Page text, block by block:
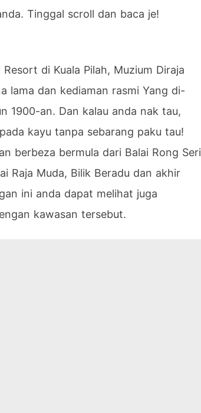
Tinggal scroll dan baca je!
di Kuala Pilah, Muzium Diraja
lama dan kediaman rasmi Yang di-
1900-an. Dan kalau anda nak tau,
kayu tanpa sebarang paku tau!
berbeza bermula dari Balai Rong Seri
Raja Muda, Bilik Beradu dan akhir
ini anda dapat melihat juga
kawasan tersebut.